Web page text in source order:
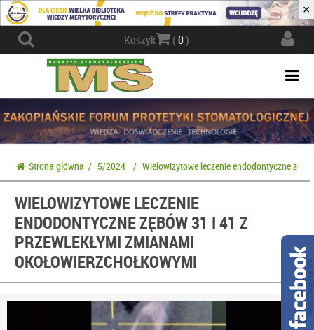
×
Koszyk (0)
Strona główna / 5/2024 / Wielowizytowe leczenie endodontyczne
WIELOWIZYTOWE LECZENIE
ENDODONTYCZNE ZĘBÓW 31 I 41 Z
PRZEWLEKŁYMI ZMIANAMI
OKOŁOWIERZCHOŁKOWYMI